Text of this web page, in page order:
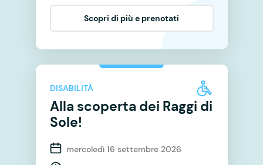
Scopri di più e prenotati
DISABILITÀ
Alla scoperta dei Raggi di
Sole!
mercoledì 16 settembre 2026